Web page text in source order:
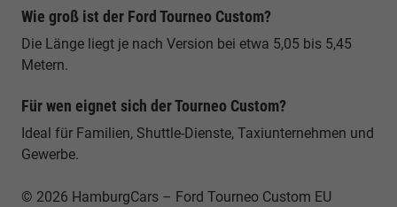
Wie groß ist der Ford Tourneo Custom?
Die Länge liegt je nach Version bei etwa 5,05 bis 5,45
Metern.
Für wen eignet sich der Tourneo Custom?
Ideal für Familien, Shuttle-Dienste, Taxiunternehmen und
Gewerbe.
© 2026 HamburgCars – Ford Tourneo Custom EU